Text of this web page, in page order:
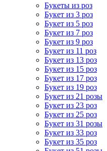
Букеты из роз
Букет из 3 роз
Букет из 5 роз
Букет из 7 роз
Букет из 9 роз
Букет из 11 роз
Букет из 13 роз
Букет из 15 роз
Букет из 17 роз
Букет из 19 роз
Букет из 21 розы
Букет из 23 роз
Букет из 25 роз
Букет из 31 розы
Букет из 33 роз
Букет из 35 роз